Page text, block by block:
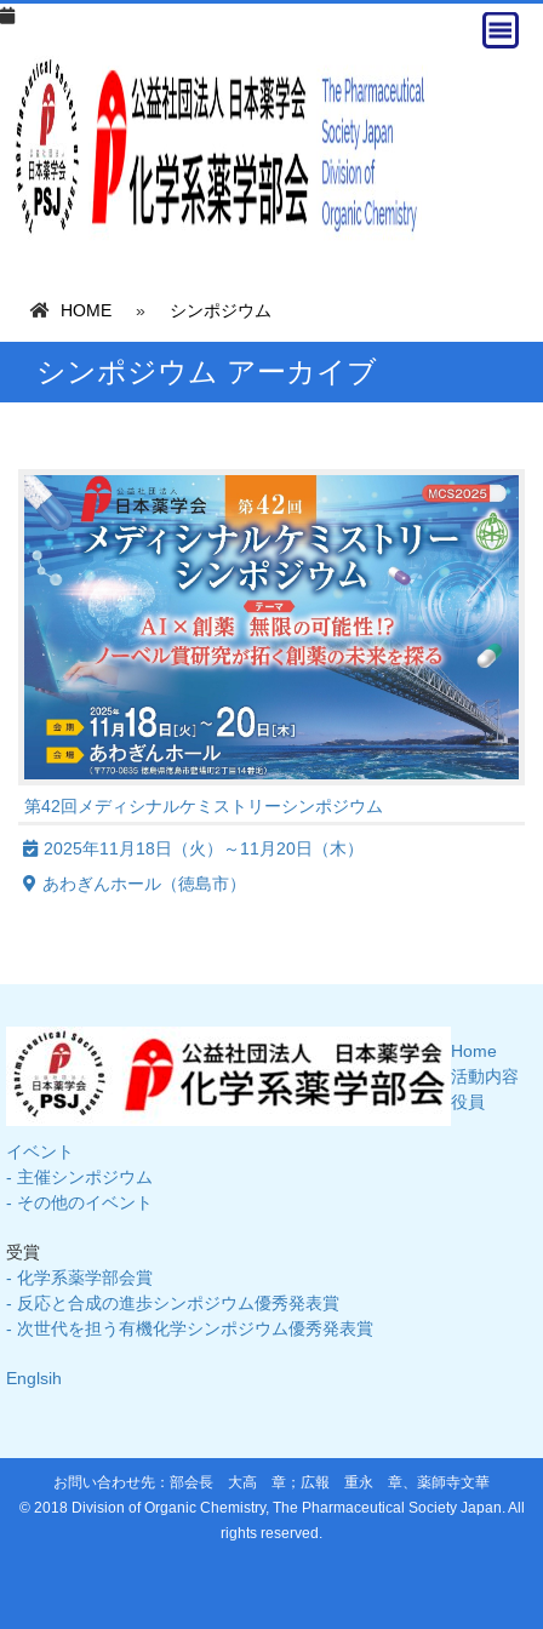
HOME » シンポジウム
シンポジウム アーカイブ
第42回メディシナルケミストリーシンポジウム
2025年11月18日（火）～11月20日（木）
あわぎんホール（徳島市）
Home
活動内容
役員
イベント
- 主催シンポジウム
- その他のイベント
受賞
- 化学系薬学部会賞
- 反応と合成の進歩シンポジウム優秀発表賞
- 次世代を担う有機化学シンポジウム優秀発表賞
Englsih
お問い合わせ先：部会長 大高 章 ；広報 重永 章、 薬師寺文華
© 2018 Division of Organic Chemistry, The Pharmaceutical Society Japan. All
rights reserved.